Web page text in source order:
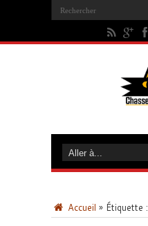
Accueil » Étiquette :